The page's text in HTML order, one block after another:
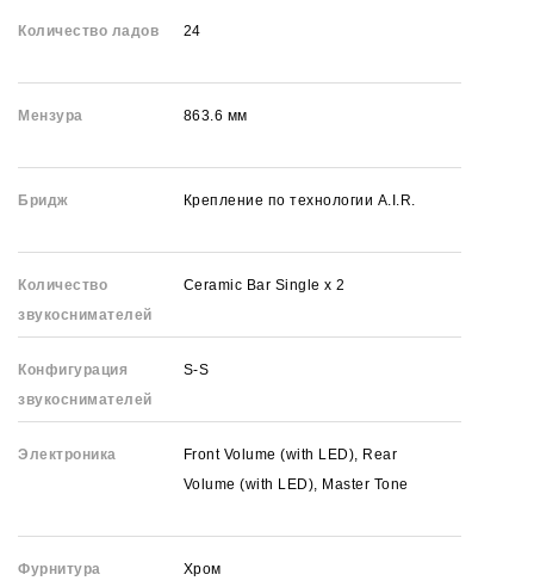
Количество ладов 24
Мензура 863.6 мм
Бридж Крепление по технологии A.I.R.
Количество
звукоснимателей
Ceramic Bar Single x 2
Конфигурация
звукоснимателей
S-S
Электроника
Front Volume (with LED), Rear
Volume (with LED), Master Tone
Фурнитура Хром